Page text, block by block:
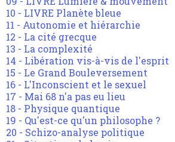
10 - LIVRE Planète bleue
11 - Autonomie et hiérarchie
12 - La cité grecque
13 - La complexité
14 - Libération vis-à-vis de l'esprit
15 - Le Grand Bouleversement
16 - L'Inconscient et le sexuel
17 - Mai 68 n'a pas eu lieu
18 - Physique quantique
19 - Qu'est-ce qu'un philosophe ?
20 - Schizo-analyse politique